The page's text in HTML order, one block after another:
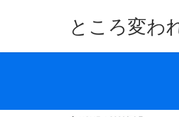
ところ変わ